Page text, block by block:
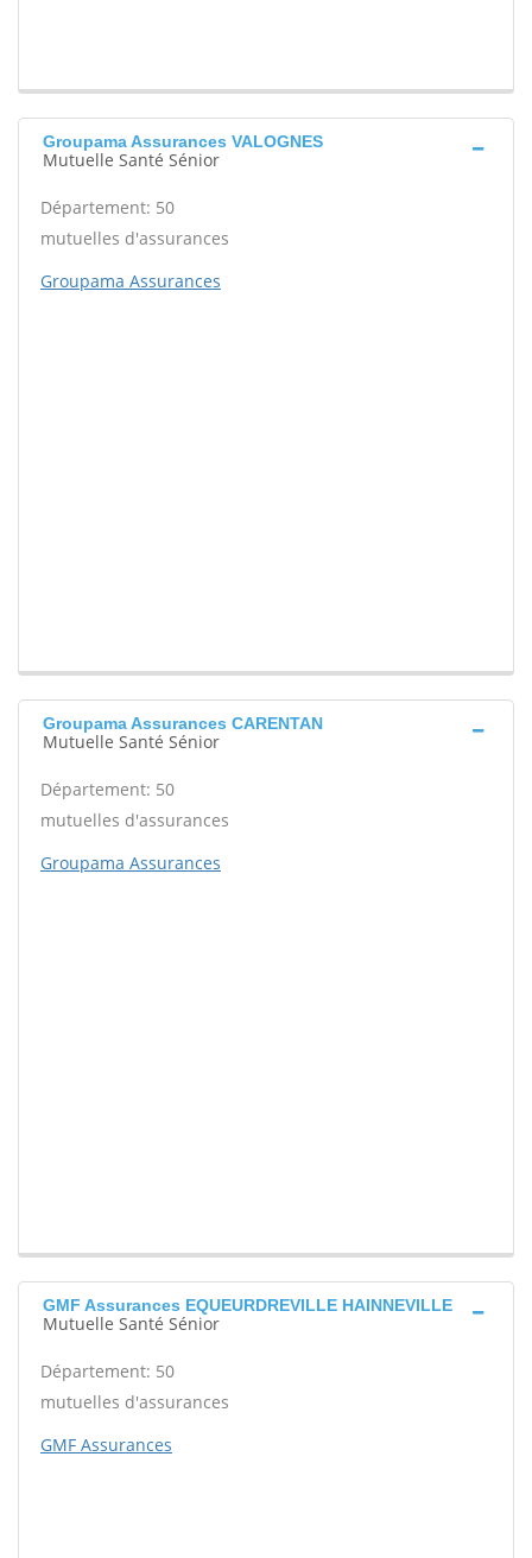
Groupama Assurances VALOGNES
Mutuelle Santé Sénior
Département: 50
mutuelles d'assurances
Groupama Assurances
Groupama Assurances CARENTAN
Mutuelle Santé Sénior
Département: 50
mutuelles d'assurances
Groupama Assurances
GMF Assurances EQUEURDREVILLE HAINNEVILLE
Mutuelle Santé Sénior
Département: 50
mutuelles d'assurances
GMF Assurances